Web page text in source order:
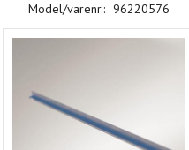
Model/varenr.: 96220576